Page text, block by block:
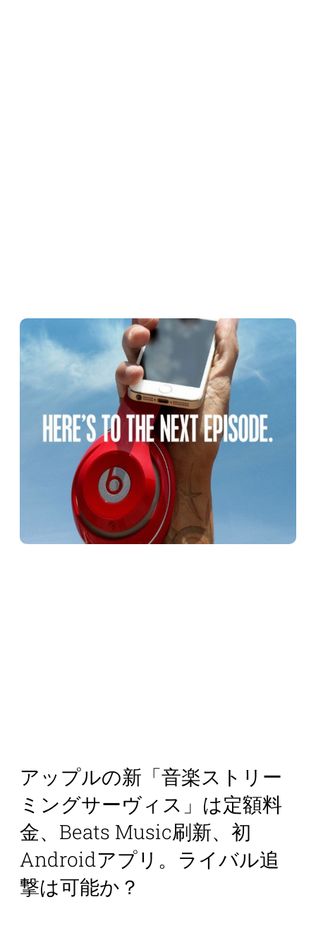
アップルの新「音楽ストリー
ミングサーヴィス」は定額料
金、Beats Music刷新、初
Androidアプリ。ライバル追
撃は可能か？